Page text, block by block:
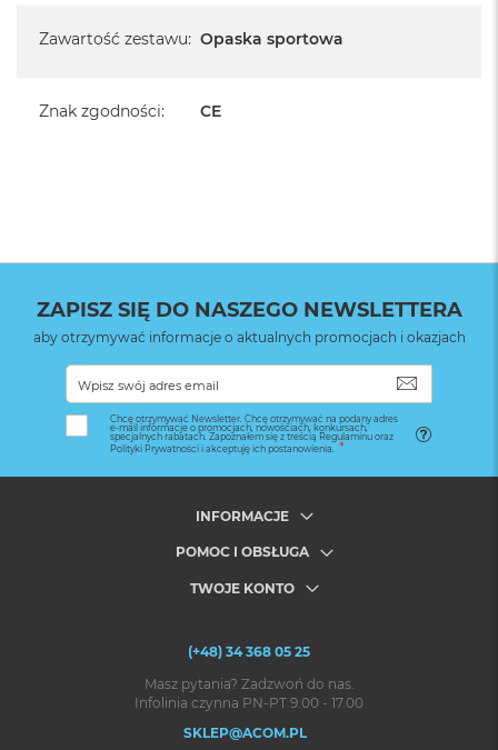
Zawartość zestawu: Opaska sportowa
Znak zgodności: CE
ZAPISZ SIĘ DO NASZEGO NEWSLETTERA
aby otrzymywać informacje o aktualnych promocjach i okazjach
Chcę otrzymywać Newsletter. Chcę otrzymywać na podany adres
e-mail informacje o promocjach, nowościach, konkursach,
specjalnych rabatach. Zapoznałem się z treścią Regulaminu oraz
Polityki Prywatności i akceptuję ich postanowienia.
INFORMACJE
POMOC I OBSŁUGA
TWOJE KONTO
(+48) 34 368 05 25
Masz pytania? Zadzwoń do nas.
Infolinia czynna PN-PT 9.00 - 17.00
SKLEP@ACOM.PL